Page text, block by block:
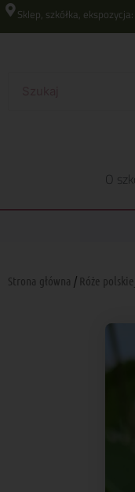
Sklep, szkółka,
O
Strona główna / Róże